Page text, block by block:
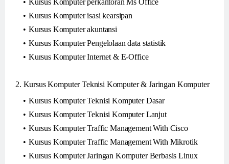
Kursus Komputer perkantoran Ms Office
Kursus Komputer isasi kearsipan
Kursus Komputer akuntansi
Kursus Komputer Pengelolaan data statistik
Kursus Komputer Internet & E-Office
2. Kursus Komputer Teknisi Komputer & Jaringan Komputer
Kursus Komputer Teknisi Komputer Dasar
Kursus Komputer Teknisi Komputer Lanjut
Kursus Komputer Traffic Management With Cisco
Kursus Komputer Traffic Management With Mikrotik
Kursus Komputer Jaringan Komputer Berbasis Linux